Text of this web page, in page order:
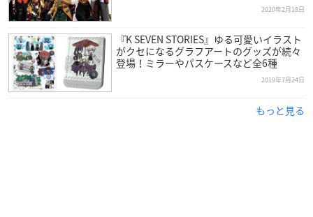
2020年2月18日
『K SEVEN STORIES』ゆる可愛いイラスト
がクセになるグラフアートのグッズが続々
登場！ミラーやパスケースなど全6種
2019年7月24日
もっと見る